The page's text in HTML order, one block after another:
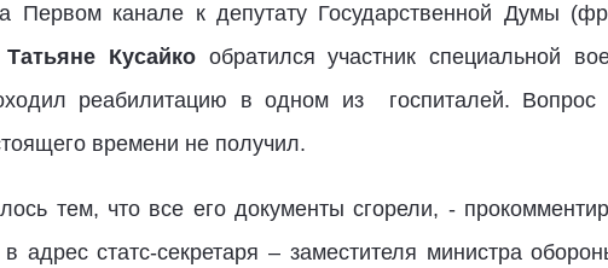
канале к депутату Государственной Думы
Татьяне Кусайкообратился участник специальной
реабилитацию в одном из госпиталей.
времени не получил.
тем, что все его документы сгорели, -
адрес статс-секретаря – заместителя министра